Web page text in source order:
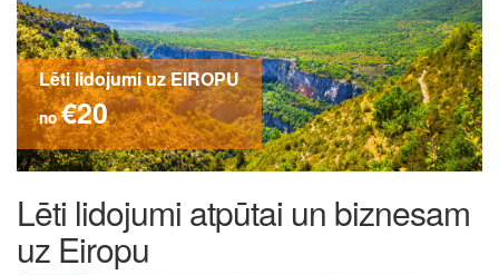
Lēti lidojumi uz EIROPU
no €20
Lēti lidojumi atpūtai un biznesam
uz Eiropu